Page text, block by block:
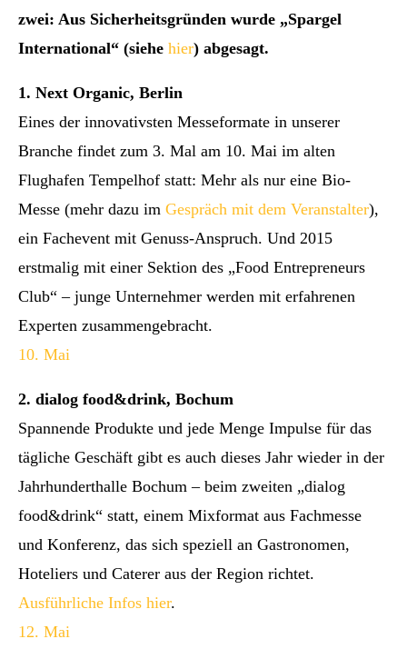
zwei: Aus Sicherheitsgründen wurde „Spargel
International“ (siehe hier) abgesagt.
1. Next Organic, Berlin
Eines der innovativsten Messeformate in unserer
Branche findet zum 3. Mal am 10. Mai im alten
Flughafen Tempelhof statt: Mehr als nur eine Bio-
Messe (mehr dazu im Gespräch mit dem Veranstalter),
ein Fachevent mit Genuss-Anspruch. Und 2015
erstmalig mit einer Sektion des „Food Entrepreneurs
Club“ – junge Unternehmer werden mit erfahrenen
Experten zusammengebracht.
10. Mai
2. dialog food&drink, Bochum
Spannende Produkte und jede Menge Impulse für das
tägliche Geschäft gibt es auch dieses Jahr wieder in der
Jahrhunderthalle Bochum – beim zweiten „dialog
food&drink“ statt, einem Mixformat aus Fachmesse
und Konferenz, das sich speziell an Gastronomen,
Hoteliers und Caterer aus der Region richtet.
Ausführliche Infos hier.
12. Mai